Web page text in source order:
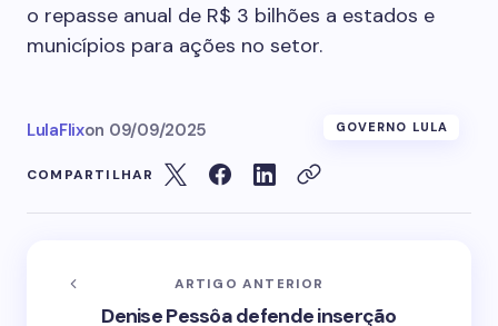
o repasse anual de R$ 3 bilhões a estados e
municípios para ações no setor.
LulaFlixon 09/09/2025 GOVERNO LULA
COMPARTILHAR
ARTIGO ANTERIOR
Denise Pessôa defende inserção